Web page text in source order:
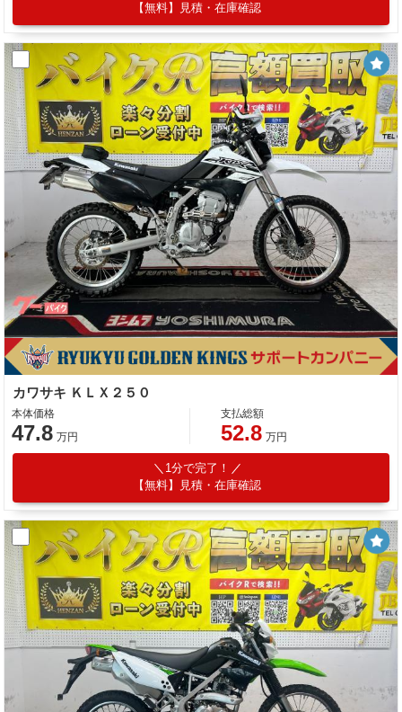
【無料】見積・在庫確認
カワサキ ＫＬＸ２５０
本体価格
47.8 万円
支払総額
52.8 万円
1分で完了！
【無料】見積・在庫確認